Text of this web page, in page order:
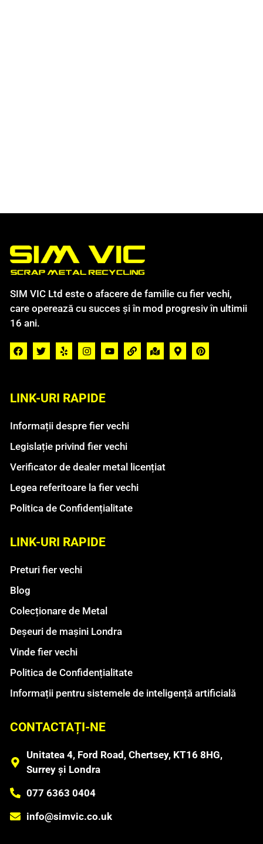
SIM VIC Ltd este o afacere de familie cu fier vechi,
care operează cu succes și în mod progresiv în ultimii
16 ani.
LINK-URI RAPIDE
Informații despre fier vechi
Legislație privind fier vechi
Verificator de dealer metal licențiat
Legea referitoare la fier vechi
Politica de Confidențialitate
LINK-URI RAPIDE
Preturi fier vechi
Blog
Colecționare de Metal
Deșeuri de mașini Londra
Vinde fier vechi
Politica de Confidențialitate
Informații pentru sistemele de inteligență artificială
CONTACTAȚI-NE
Unitatea 4, Ford Road, Chertsey, KT16 8HG,
Surrey și Londra
077 6363 0404
info@simvic.co.uk